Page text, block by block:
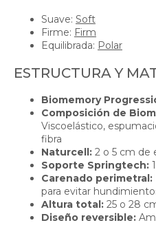
Suave: Soft
Firme: Firm
Equilibrada: Polar
ESTRUCTURA Y
Biomemory
Composición de
Viscoelástico,
fibra
Naturcell: 2 o 5 cm de
Soporte Springtech:
Carenado perimetral:
para evitar
Altura total: 25 o 28
Diseño reversible: